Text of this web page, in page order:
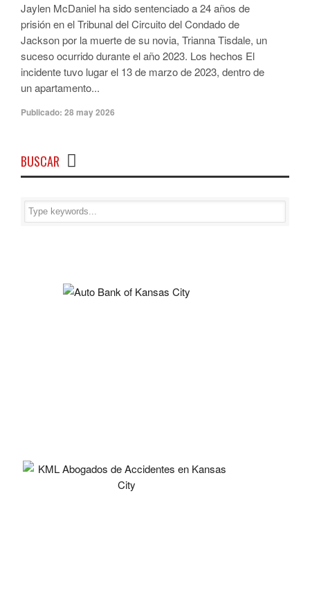
Jaylen McDaniel ha sido sentenciado a 24 años de
prisión en el Tribunal del Circuito del Condado de
Jackson por la muerte de su novia, Trianna Tisdale, un
suceso ocurrido durante el año 2023. Los hechos El
incidente tuvo lugar el 13 de marzo de 2023, dentro de
un apartamento...
Publicado: 28 may 2026
BUSCAR